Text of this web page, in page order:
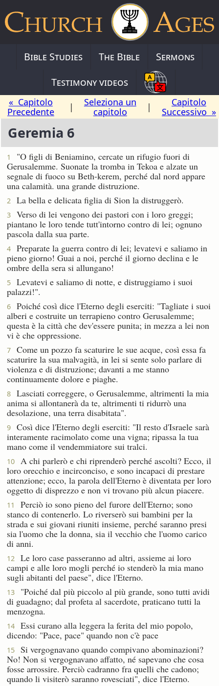
Bible Studies The Bible
Sermons
Testimony videos
« Capitolo
Precedente
|
Seleziona un
capitolo
|
Capitolo
Successivo »
Geremia 6
1
"O figli di Beniamino, cercate un rifugio fuori di
Gerusalemme. Suonate la tromba in Tekoa e alzate un
segnale di fuoco su Beth-kerem, perché dal nord appare
una calamità. una grande distruzione.
2 La bella e delicata figlia di Sion la distruggerò.
3
Verso di lei vengono dei pastori con i loro greggi;
piantano le loro tende tutt'intorno contro di lei; ognuno
pascola dalla sua parte.
4
Preparate la guerra contro di lei; levatevi e saliamo in
pieno giorno! Guai a noi, perché il giorno declina e le
ombre della sera si allungano!
5
Levatevi e saliamo di notte, e distruggiamo i suoi
palazzi!".
6
Poiché così dice l'Eterno degli eserciti: "Tagliate i suoi
alberi e costruite un terrapieno contro Gerusalemme;
questa è la città che dev'essere punita; in mezza a lei non
vi è che oppressione.
7
Come un pozzo fa scaturire le sue acque, così essa fa
scaturire la sua malvagità, in lei si sente solo parlare di
violenza e di distruzione; davanti a me stanno
continuamente dolore e piaghe.
8
Lasciati correggere, o Gerusalemme, altrimenti la mia
anima si allontanerà da te, altrimenti ti ridurrò una
desolazione, una terra disabitata".
9
Così dice l'Eterno degli eserciti: "Il resto d'Israele sarà
interamente racimolato come una vigna; ripassa la tua
mano come il vendemmiatore sui tralci.
10
A chi parlerò e chi riprenderò perché ascolti? Ecco, il
loro orecchio e incirconciso, e sono incapaci di prestare
attenzione; ecco, la parola dell'Eterno è diventata per loro
oggetto di disprezzo e non vi trovano più alcun piacere.
11
Perciò io sono pieno del furore dell'Eterno; sono
stanco di contenerlo. Lo riverserò sui bambini per la
strada e sui giovani riuniti insieme, perché saranno presi
sia l'uomo che la donna, sia il vecchio che l'uomo carico
di anni.
12
Le loro case passeranno ad altri, assieme ai loro
campi e alle loro mogli perché io stenderò la mia mano
sugli abitanti del paese", dice l'Eterno.
13
"Poiché dal più piccolo al più grande, sono tutti avidi
di guadagno; dal profeta al sacerdote, praticano tutti la
menzogna.
14
Essi curano alla leggera la ferita del mio popolo,
dicendo: "Pace, pace" quando non c'è pace
15
Si vergognavano quando compivano abominazioni?
No! Non si vergognavano affatto, né sapevano che cosa
fosse arrossire. Perciò cadranno fra quelli che cadono;
quando li visiterò saranno rovesciati", dice l'Eterno.